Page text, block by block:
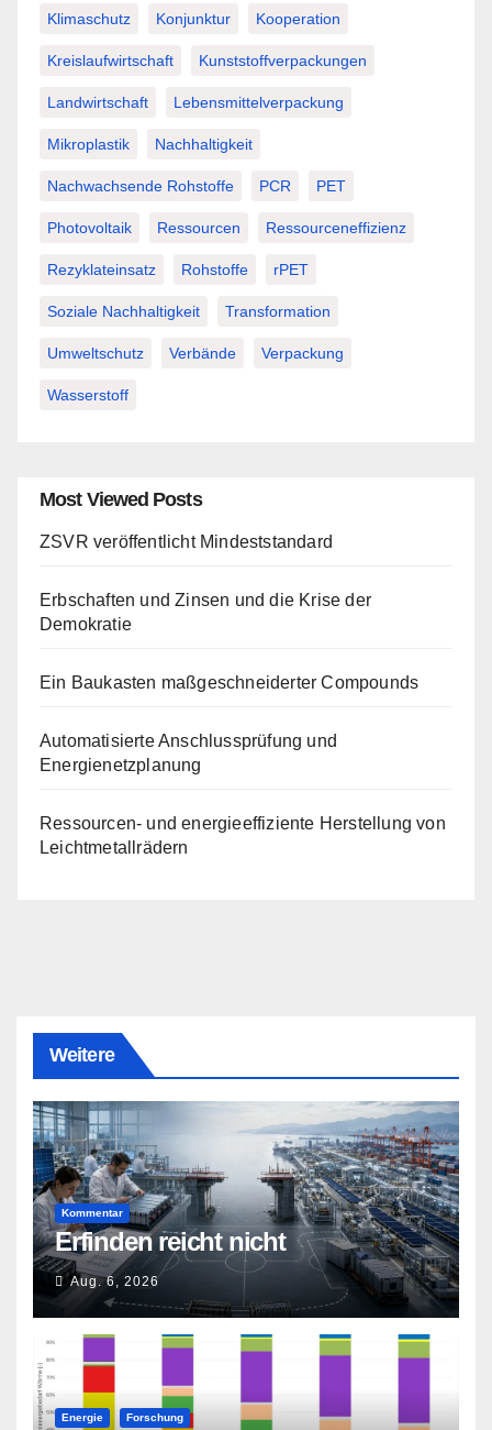
Klimaschutz Konjunktur Kooperation
Kreislaufwirtschaft Kunststoffverpackungen
Landwirtschaft Lebensmittelverpackung
Mikroplastik Nachhaltigkeit
Nachwachsende Rohstoffe PCR PET
Photovoltaik Ressourcen Ressourceneffizienz
Rezyklateinsatz Rohstoffe rPET
Soziale Nachhaltigkeit Transformation
Umweltschutz Verbände Verpackung
Wasserstoff
Most Viewed Posts
ZSVR veröffentlicht Mindeststandard
Erbschaften und Zinsen und die Krise der
Demokratie
Ein Baukasten maßgeschneiderter Compounds
Automatisierte Anschlussprüfung und
Energienetzplanung
Ressourcen- und energieeffiziente Herstellung von
Leichtmetallrädern
Weitere
Kommentar
Erfinden reicht nicht
Aug. 6, 2026
Energie Forschung